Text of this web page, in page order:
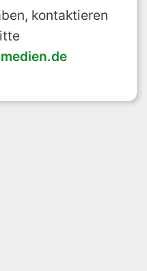
kontaktieren